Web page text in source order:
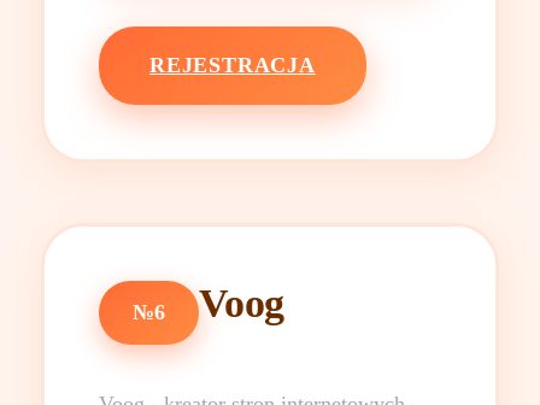
REJESTRACJA
№6 Voog